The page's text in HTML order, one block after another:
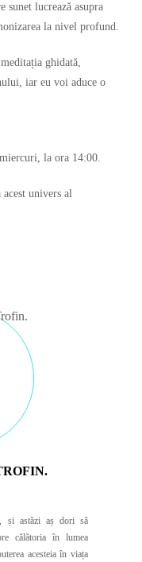
sunet lucrează asupra
la nivel profund.
ghidată,
iar eu voi aduce o
la ora 14:00.
acest univers al
și astăzi aș dori să
călătoria în lumea
acesteia în viața